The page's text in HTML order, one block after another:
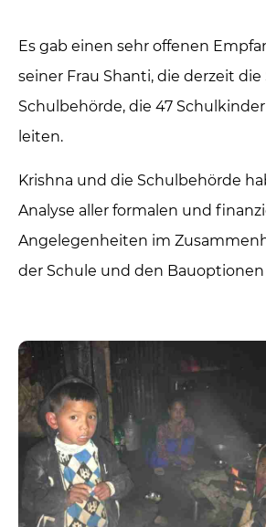
Es gab einen sehr offenen
seiner Frau Shanti, die derzeit die
Schulbehörde, die 47
leiten.
Krishna und die Schulbehörde
Analyse aller formalen und
Angelegenheiten im
der Schule und den